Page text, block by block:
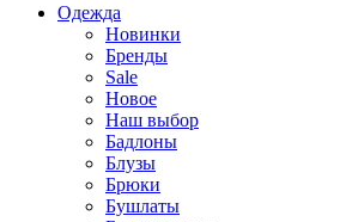
Одежда
Новинки
Бренды
Sale
Новое
Наш выбор
Бадлоны
Блузы
Брюки
Бушлаты